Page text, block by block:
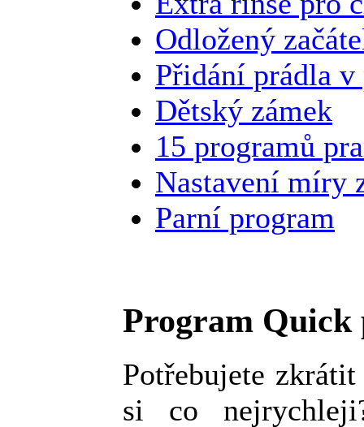
Odložený
Přidání prádla
Dětský zámek
15 programů
Nastavení míry
Parní program
Program
Potřebujete
si co